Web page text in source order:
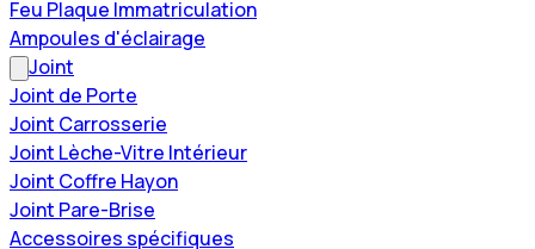
Feu Plaque Immatriculation
Ampoules d'éclairage
Joint
Joint de Porte
Joint Carrosserie
Joint Lèche-Vitre Intérieur
Joint Coffre Hayon
Joint Pare-Brise
Accessoires spécifiques